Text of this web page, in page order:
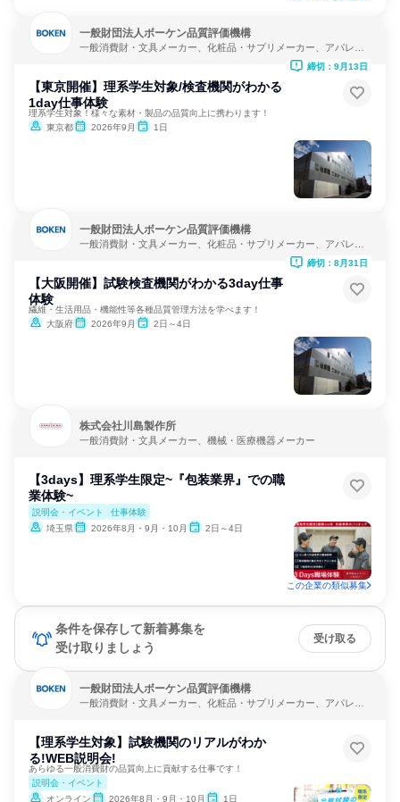
一般財団法人ボーケン品質評価機構
一般消費財・文具メーカー、化粧品・サプリメーカー、アパレ
【東京開催】理系学生対象/検査機関がわかる
1day仕事体験
理系学生対象！様々な素材・製品の品質向上に携わります！
東京都
2026年9月 1日
締切：9月13日
一般財団法人ボーケン品質評価機構
一般消費財・文具メーカー、化粧品・サプリメーカー、アパレ
【大阪開催】試験検査機関がわかる3day仕事
体験
繊維・生活用品・機能性等各種品質管理方法を学べます！
大阪府
2026年9月 2日～4日
締切：8月31日
株式会社川島製作所
一般消費財・文具メーカー、機械・医療機器メーカー
【3days】理系学生限定~『包装業界』での職
業体験~
説明会・イベント
仕事体験
埼玉県
2026年8月・9月・10月 2日～4日
この企業の類似募集
条件を保存して新着募集を
受け取りましょう
受け取る
一般財団法人ボーケン品質評価機構
一般消費財・文具メーカー、化粧品・サプリメーカー、アパレ
【理系学生対象】試験機関のリアルがわか
る!WEB説明会!
あらゆる一般消費財の品質向上に貢献する仕事です！
説明会・イベント
オンライン
2026年8月・9月・10月 1日